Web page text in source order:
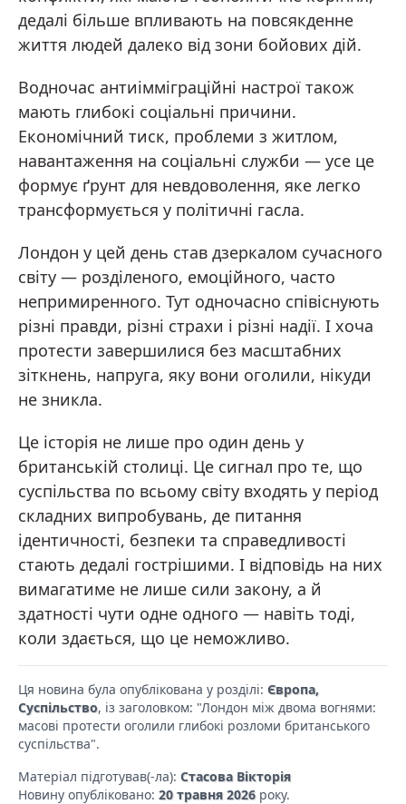
дедалі більше впливають на повсякденне
життя людей далеко від зони бойових дій.
Водночас антиімміграційні настрої також
мають глибокі соціальні причини.
Економічний тиск, проблеми з житлом,
навантаження на соціальні служби — усе це
формує ґрунт для невдоволення, яке легко
трансформується у політичні гасла.
Лондон у цей день став дзеркалом сучасного
світу — розділеного, емоційного, часто
непримиренного. Тут одночасно співіснують
різні правди, різні страхи і різні надії. І хоча
протести завершилися без масштабних
зіткнень, напруга, яку вони оголили, нікуди
не зникла.
Це історія не лише про один день у
британській столиці. Це сигнал про те, що
суспільства по всьому світу входять у період
складних випробувань, де питання
ідентичності, безпеки та справедливості
стають дедалі гострішими. І відповідь на них
вимагатиме не лише сили закону, а й
здатності чути одне одного — навіть тоді,
коли здається, що це неможливо.
Ця новина була опублікована у розділі: Європа,
Суспільство, із заголовком: "Лондон між двома вогнями:
масові протести оголили глибокі розломи британського
суспільства".
Матеріал підготував(-ла): Стасова Вікторія
Новину опубліковано: 20 травня 2026року.